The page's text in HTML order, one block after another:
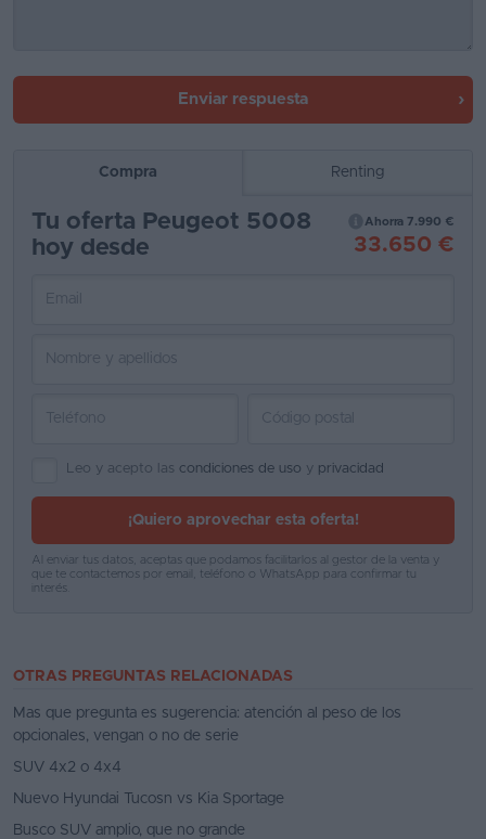
Enviar respuesta
Compra Renting
Tu oferta Peugeot 5008
hoy desde
Ahorra 7.990 €
33.650 €
Leo y acepto las condiciones de uso y privacidad
¡Quiero aprovechar esta oferta!
Al enviar tus datos, aceptas que podamos facilitarlos al gestor de la venta y
que te contactemos por email, teléfono o WhatsApp para confirmar tu
interés.
OTRAS PREGUNTAS RELACIONADAS
Mas que pregunta es sugerencia: atención al peso de los
opcionales, vengan o no de serie
SUV 4x2 o 4x4
Nuevo Hyundai Tucosn vs Kia Sportage
Busco SUV amplio, que no grande